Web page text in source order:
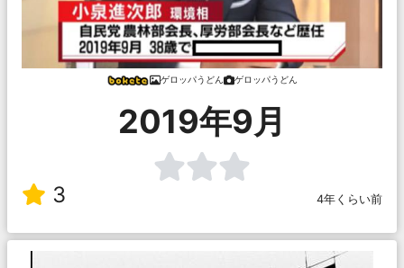
ゲロッパうどん ゲロッパうどん
2019年9月
3 4年くらい前